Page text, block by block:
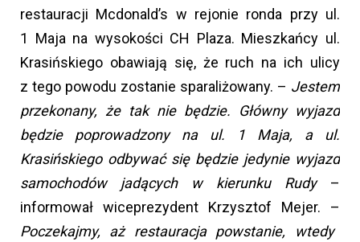
restauracji Mcdonald’s w rejonie ronda przy ul.
1 Maja na wysokości CH Plaza. Mieszkańcy ul.
Krasińskiego obawiają się, że ruch na ich ulicy
z tego powodu zostanie sparaliżowany. – Jestem
przekonany, że tak nie będzie. Główny wyjazd
będzie poprowadzony na ul. 1 Maja, a ul.
Krasińskiego odbywać się będzie jedynie wyjazd
samochodów jadących w kierunku Rudy –
informował wiceprezydent Krzysztof Mejer. –
Poczekajmy, aż restauracja powstanie, wtedy